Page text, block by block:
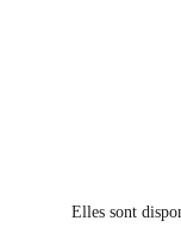
Elles sont